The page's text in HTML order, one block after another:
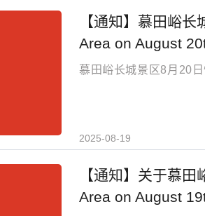
【通知】慕田峪
Area on August
慕田峪长城景区8月20日
2025-08-19
【通知】关于慕
Area on August